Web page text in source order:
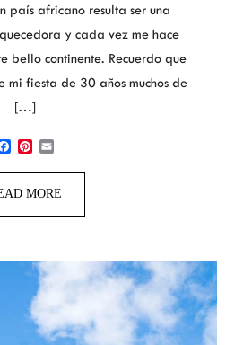
país africano resulta ser una
y cada vez me hace
bello continente. Recuerdo que
mi fiesta de 30 años muchos de
[…]
MORE